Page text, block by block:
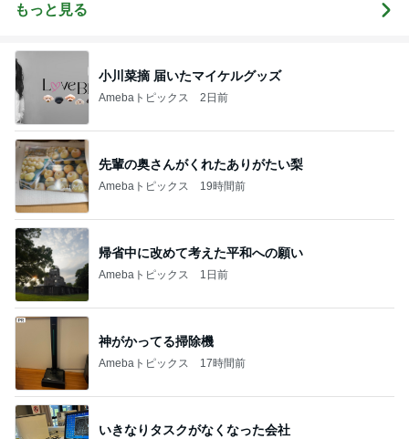
もっと見る
小川菜摘 届いたマイケルグッズ
Amebaトピックス 2日前
先輩の奥さんがくれたありがたい梨
Amebaトピックス 19時間前
帰省中に改めて考えた平和への願い
Amebaトピックス 1日前
神がかってる掃除機
Amebaトピックス 17時間前
いきなりタスクがなくなった会社